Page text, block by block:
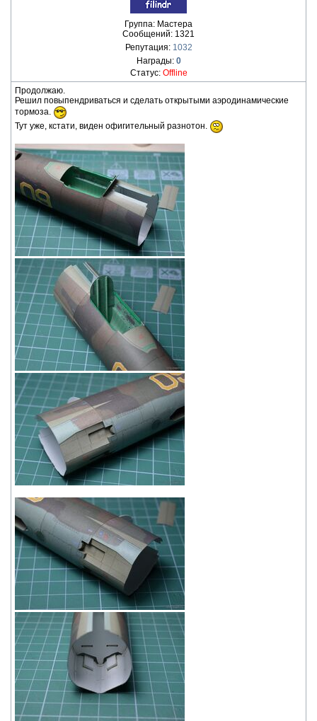
Группа: Мастера
Сообщений: 1321
Репутация: 1032
Награды: 0
Статус: Offline
Продолжаю.
Решил повыпендриваться и сделать открытыми аэродинамические
тормоза.
Тут уже, кстати, виден офигительный разнотон.